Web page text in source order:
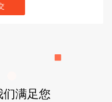
满足您